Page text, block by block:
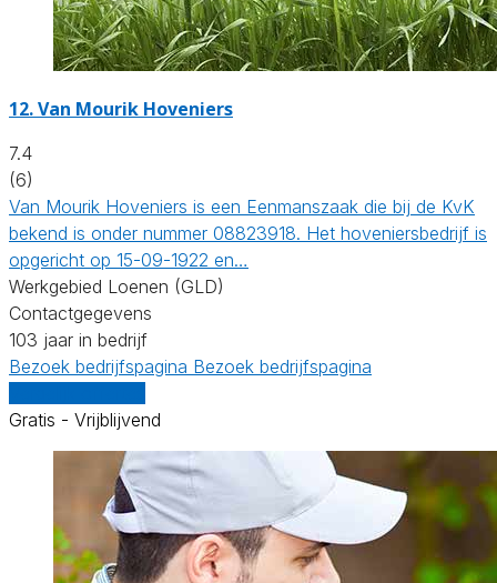
12.Van Mourik Hoveniers
7.4
(6)
Van Mourik Hoveniers is een Eenmanszaak die bij de KvK
bekend is onder nummer 08823918. Het hoveniersbedrijf is
opgericht op 15-09-1922 en…
Werkgebied Loenen (GLD)
Contactgegevens
103 jaar in bedrijf
Bezoek bedrijfspagina Bezoek bedrijfspagina
Gratis - Vrijblijvend